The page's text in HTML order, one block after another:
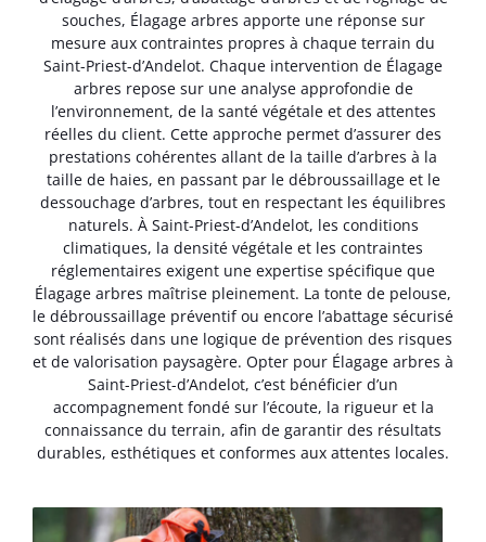
souches, Élagage arbres apporte une réponse sur
mesure aux contraintes propres à chaque terrain du
Saint-Priest-d’Andelot. Chaque intervention de Élagage
arbres repose sur une analyse approfondie de
l’environnement, de la santé végétale et des attentes
réelles du client. Cette approche permet d’assurer des
prestations cohérentes allant de la taille d’arbres à la
taille de haies, en passant par le débroussaillage et le
dessouchage d’arbres, tout en respectant les équilibres
naturels. À Saint-Priest-d’Andelot, les conditions
climatiques, la densité végétale et les contraintes
réglementaires exigent une expertise spécifique que
Élagage arbres maîtrise pleinement. La tonte de pelouse,
le débroussaillage préventif ou encore l’abattage sécurisé
sont réalisés dans une logique de prévention des risques
et de valorisation paysagère. Opter pour Élagage arbres à
Saint-Priest-d’Andelot, c’est bénéficier d’un
accompagnement fondé sur l’écoute, la rigueur et la
connaissance du terrain, afin de garantir des résultats
durables, esthétiques et conformes aux attentes locales.